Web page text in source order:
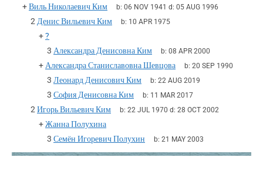
+Виль Николаевич Ким b: 06 NOV 1941 d: 05 AUG 1996
2 Денис Вильевич Ким b: 10 APR 1975
+?
3 Александра Денисовна Ким b: 08 APR 2000
+ Александра Станиславовна Шевцова b: 20 SEP 1990
3 Леонард Денисович Ким b: 22 AUG 2019
3 София Денисовна Ким b: 11 MAR 2017
2 Игорь Вильевич Ким b: 22 JUL 1970 d: 28 OCT 2002
+Жанна Полухина
3 Семён Игоревич Полухин b: 21 MAY 2003